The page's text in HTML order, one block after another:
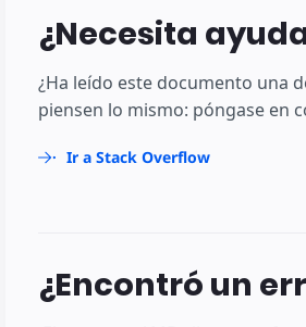
¿Necesita
¿Ha leído este documento una
piensen lo mismo: póngase en
Ir a Stack Overflow
¿Encontró un